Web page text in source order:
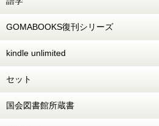
GOMABOOKS復刊シリーズ
kindle unlimited
セット
国会図書館所蔵書